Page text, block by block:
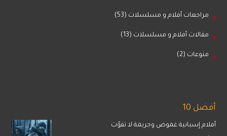
مراجعات أفلام و مسلسلات (53)
مقالات أفلام و مسلسلات (13)
منوعات (2)
أفضل 10
أفلام إسبانية غموض وجريمة لا تفوّت